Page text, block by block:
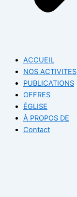
ACCUEIL
NOS ACTIVITES
PUBLICATIONS
OFFRES
ÉGLISE
À PROPOS DE
Contact